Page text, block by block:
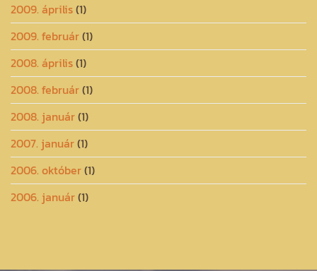
2009. április(1)
2009. február(1)
2008. április(1)
2008. február(1)
2008. január(1)
2007. január(1)
2006. október(1)
2006. január(1)